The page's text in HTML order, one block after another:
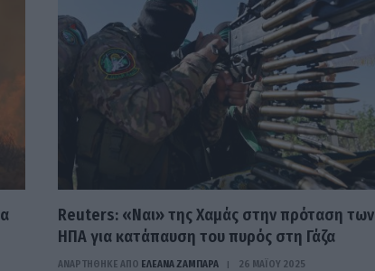
Reuters: «Ναι» της Χαμάς στην πρόταση των
ΗΠΑ για κατάπαυση του πυρός στη Γάζα
ΑΝΑΡΤΗΘΗΚΕ ΑΠΟ ΕΛΕΑΝΑ ΖΑΜΠΑΡΑ 26 ΜΑΪ́ΟΥ 2025